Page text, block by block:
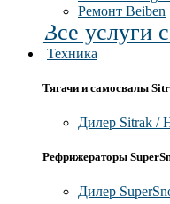
Ремонт Beiben
Все услуги
Техника
Тягачи и самосвалы
Дилер Sitrak /
Рефрижераторы
Дилер